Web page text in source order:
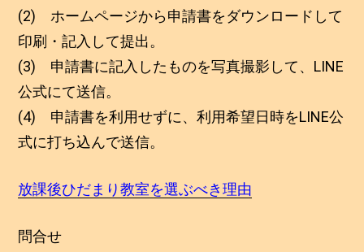
(2) ホームページから申請書をダウンロードして
印刷・記入して提出。
(3) 申請書に記入したものを写真撮影して、LINE
公式にて送信。
(4) 申請書を利用せずに、利用希望日時をLINE公
式に打ち込んで送信。
放課後ひだまり教室を選ぶべき理由
問合せ